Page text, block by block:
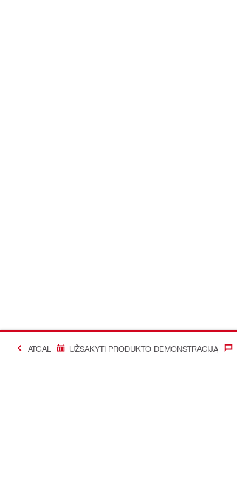
ATGAL UŽSAKYTI PRODUKTO DEMONSTRACIJĄ